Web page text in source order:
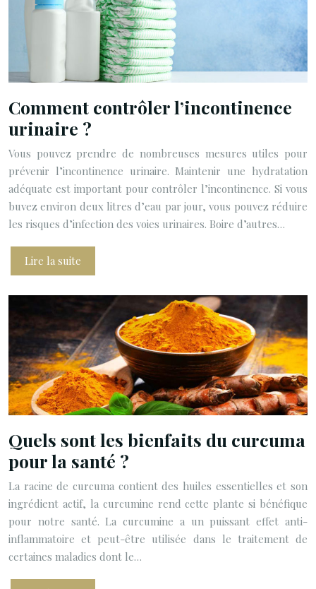
Comment contrôler l’incontinence
urinaire ?
Vous pouvez prendre de nombreuses mesures utiles pour
prévenir l’incontinence urinaire. Maintenir une hydratation
adéquate est important pour contrôler l’incontinence. Si vous
buvez environ deux litres d’eau par jour, vous pouvez réduire
les risques d’infection des voies urinaires. Boire d’autres…
Lire la suite
Quels sont les bienfaits du curcuma
pour la santé ?
La racine de curcuma contient des huiles essentielles et son
ingrédient actif, la curcumine rend cette plante si bénéfique
pour notre santé. La curcumine a un puissant effet anti-
inflammatoire et peut-être utilisée dans le traitement de
certaines maladies dont le…